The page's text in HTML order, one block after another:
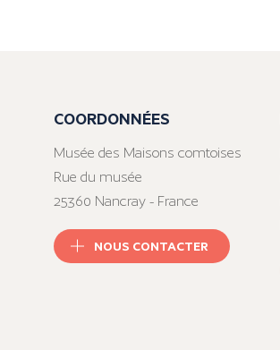
COORDONNÉES
Musée des Maisons comtoises
Rue du musée
25360 Nancray - France
NOUS CONTACTER